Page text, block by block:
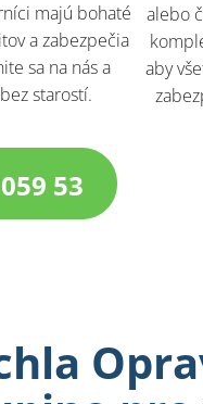
majú bohaté
a zabezpečia
sa na nás a
starostí.
alebo
aby
53